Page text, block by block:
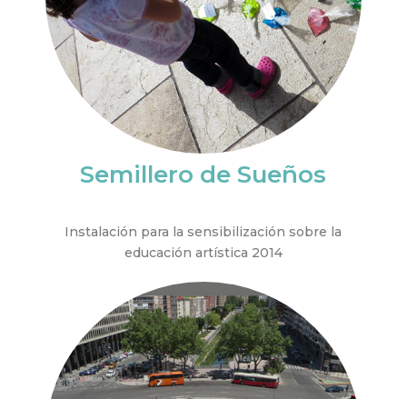
Semillero de Sueños
Instalación para la sensibilización sobre la
educación artística 2014